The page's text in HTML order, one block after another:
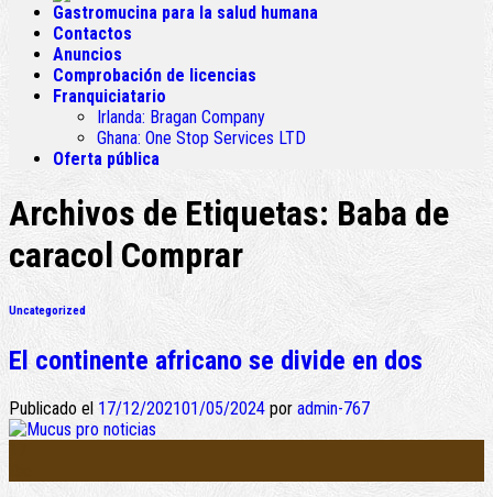
Gastromucina para la salud humana
Contactos
Anuncios
Comprobación de licencias
Franquiciatario
Irlanda: Bragan Company
Ghana: One Stop Services LTD
Oferta pública
Archivos de Etiquetas: Baba de
caracol Comprar
Uncategorized
El continente africano se divide en dos
Publicado el 17/12/202101/05/2024 por admin-767